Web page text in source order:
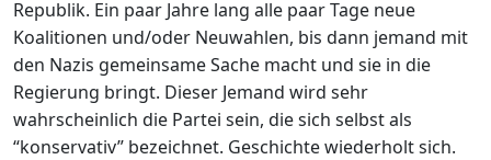
Republik. Ein paar Jahre lang alle paar Tage neue
Koalitionen und/oder Neuwahlen, bis dann jemand mit
den Nazis gemeinsame Sache macht und sie in die
Regierung bringt. Dieser Jemand wird sehr
wahrscheinlich die Partei sein, die sich selbst als
“konservativ” bezeichnet. Geschichte wiederholt sich.